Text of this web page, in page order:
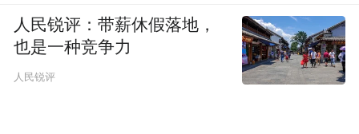
人民锐评：带薪休假落地，
也是一种竞争力
人民锐评